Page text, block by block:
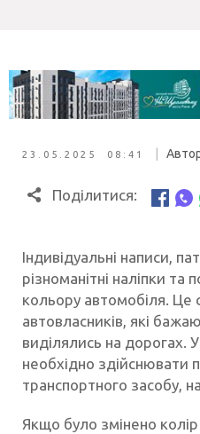
23.05.2025 08:41
Поділитися:
Індивідуальні написи,
різноманітні наліпки та
кольору автомобіля. Це
автовласників, які
виділялись на дорогах.
необхідно здійснювати
транспортного засобу,
Якщо було змінено